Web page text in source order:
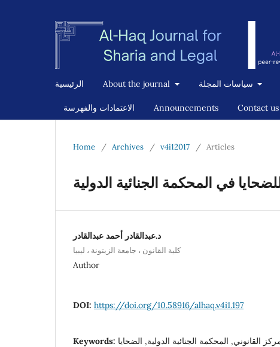
الرئيسية About the journal
الاعتمادات والفهرسة Announcements Contact us
Home / Archives / v4i12017 / Articles
في المحكمة الجنائية الدولية
د.عبدالقادر أحمد عبدالقادر
كلية القانون ، جامعة الزيتونة ، ليبيا
Author
DOI: https://doi.org/10.58916/alhaq.v4i1.197
Keywords: القانوني, المحكمة الجنائية الدولية, الضحايا